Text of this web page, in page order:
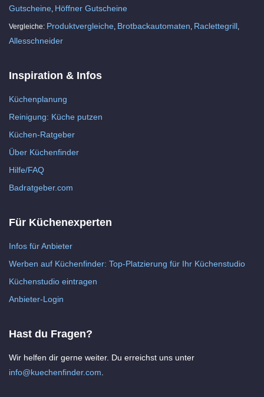
Gutscheine Höffner Gutscheine
Vergleiche: Produktvergleiche Brotbackautomaten Raclettegrill
Allesschneider
Inspiration & Infos
Küchenplanung
Reinigung: Küche putzen
Küchen-Ratgeber
Über Küchenfinder
Hilfe/FAQ
Badratgeber.com
Für Küchenexperten
Infos für Anbieter
Werben auf Küchenfinder: Top-Platzierung für Ihr Küchenstudio
Küchenstudio eintragen
Anbieter-Login
Hast du Fragen?
Wir helfen dir gerne weiter. Du erreichst uns unter
info@kuechenfinder.com